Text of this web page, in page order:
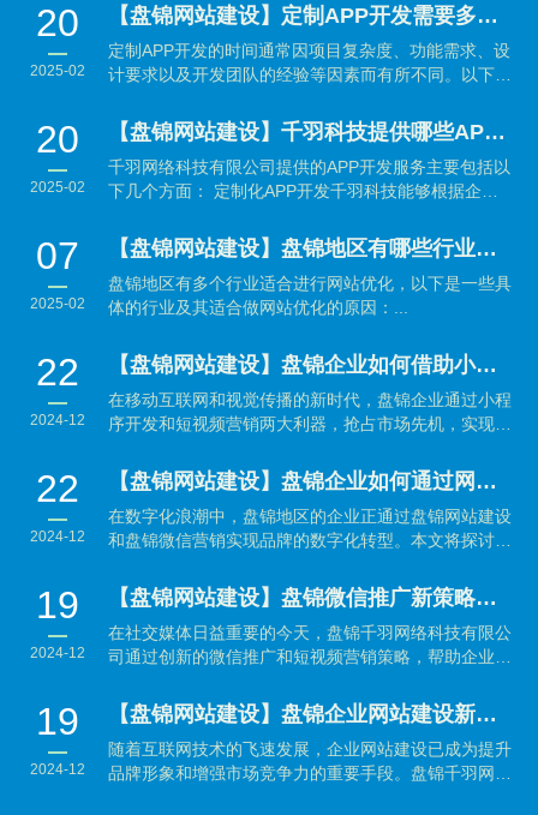
20
2025-02
【盘锦网站建设】定制APP开发需要多长时间？
定制APP开发的时间通常因项目复杂度、功能需求、设
计要求以及开发团队的经验等因素而有所不同。以下是
20
2025-02
【盘锦网站建设】千羽科技提供哪些APP开发服务？
千羽网络科技有限公司提供的APP开发服务主要包括以
下几个方面： 定制化APP开发千羽科技能够根据企业
07
2025-02
【盘锦网站建设】盘锦地区有哪些行业适合做网站优化？
盘锦地区有多个行业适合进行网站优化，以下是一些具
体的行业及其适合做网站优化的原因：...
22
2024-12
【盘锦网站建设】盘锦企业如何借助小程序开发与短视频营销抢占市场先机？
在移动互联网和视觉传播的新时代，盘锦企业通过小程
序开发和短视频营销两大利器，抢占市场先机，实现品
22
2024-12
【盘锦网站建设】盘锦企业如何通过网站建设与微信营销实现数字化转型？
在数字化浪潮中，盘锦地区的企业正通过盘锦网站建设
和盘锦微信营销实现品牌的数字化转型。本文将探讨如
19
2024-12
【盘锦网站建设】盘锦微信推广新策略：结合短视频营销引爆品牌传播
在社交媒体日益重要的今天，盘锦千羽网络科技有限公
司通过创新的微信推广和短视频营销策略，帮助企业有
19
2024-12
【盘锦网站建设】盘锦企业网站建设新趋势：提升品牌形象与用户体验并重
随着互联网技术的飞速发展，企业网站建设已成为提升
品牌形象和增强市场竞争力的重要手段。盘锦千羽网络